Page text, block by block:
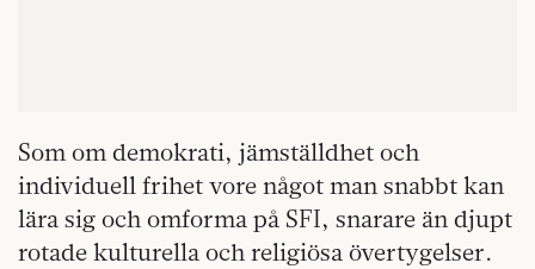
Som om demokrati, jämställdhet och
individuell frihet vore något man snabbt kan
lära sig och omforma på SFI, snarare än djupt
rotade kulturella och religiösa övertygelser.